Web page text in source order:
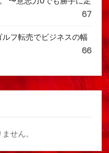
67
フ転売でビジネスの幅
66
せん。